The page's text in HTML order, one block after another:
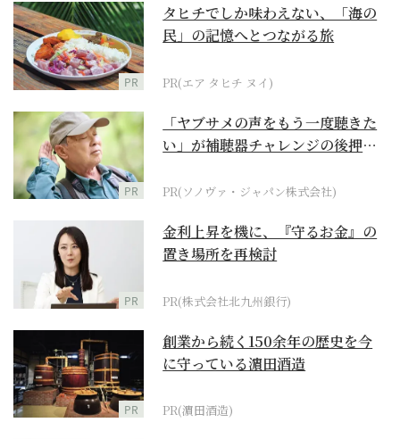
PR
タヒチでしか味わえない、「海の
民」の記憶へとつながる旅
PR(エア タヒチ ヌイ)
PR
「ヤブサメの声をもう一度聴きた
い」が補聴器チャレンジの後押し
PR(ソノヴァ・ジャパン株式会社)
PR
金利上昇を機に、『守るお金』の
置き場所を再検討
PR(株式会社北九州銀行)
PR
創業から続く150余年の歴史を今
に守っている濵田酒造
PR(濵田酒造)